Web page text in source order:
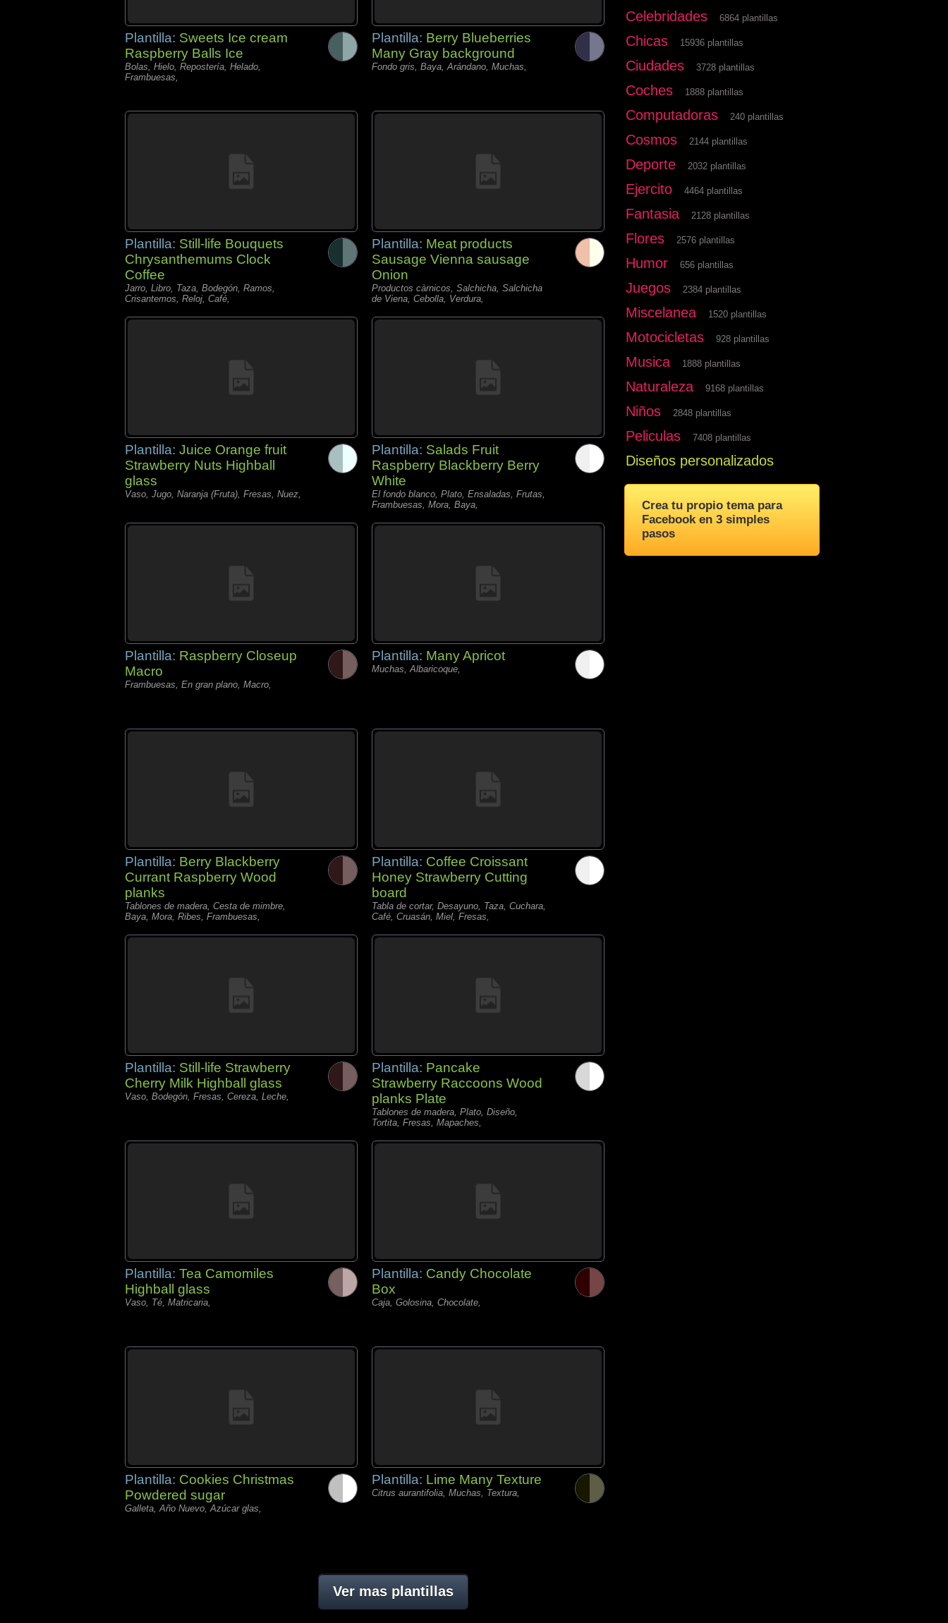
Plantilla: Sweets Ice cream
Raspberry Balls Ice
Bolas, Hielo, Repostería, Helado,
Frambuesas,
Plantilla: Berry Blueberries
Many Gray background
Fondo gris, Baya, Arándano, Muchas,
Plantilla: Still-life Bouquets
Chrysanthemums Clock
Coffee
Jarro, Libro, Taza, Bodegón, Ramos,
Crisantemos, Reloj, Café,
Plantilla: Meat products
Sausage Vienna sausage
Onion
Productos càrnicos, Salchicha, Salchicha
de Viena, Cebolla, Verdura,
Plantilla: Juice Orange fruit
Strawberry Nuts Highball
glass
Vaso, Jugo, Naranja (Fruta), Fresas, Nuez,
Plantilla: Salads Fruit
Raspberry Blackberry Berry
White
El fondo blanco, Plato, Ensaladas, Frutas,
Frambuesas, Mora, Baya,
Plantilla: Raspberry Closeup
Macro
Frambuesas, En gran plano, Macro,
Plantilla: Many Apricot
Muchas, Albaricoque,
Plantilla: Berry Blackberry
Currant Raspberry Wood
planks
Tablones de madera, Cesta de mimbre,
Baya, Mora, Ribes, Frambuesas,
Plantilla: Coffee Croissant
Honey Strawberry Cutting
board
Tabla de cortar, Desayuno, Taza, Cuchara,
Café, Cruasán, Miel, Fresas,
Plantilla: Still-life Strawberry
Cherry Milk Highball glass
Vaso, Bodegón, Fresas, Cereza, Leche,
Plantilla: Pancake
Strawberry Raccoons Wood
planks Plate
Tablones de madera, Plato, Diseño,
Tortita, Fresas, Mapaches,
Plantilla: Tea Camomiles
Highball glass
Vaso, Té, Matricaria,
Plantilla: Candy Chocolate
Box
Caja, Golosina, Chocolate,
Plantilla: Cookies Christmas
Powdered sugar
Galleta, Año Nuevo, Azúcar glas,
Plantilla: Lime Many Texture
Citrus aurantifolia, Muchas, Textura,
Ver mas plantillas
Celebridades 6864 plantillas
Chicas 15936 plantillas
Ciudades 3728 plantillas
Coches 1888 plantillas
Computadoras 240 plantillas
Cosmos 2144 plantillas
Deporte 2032 plantillas
Ejercito 4464 plantillas
Fantasia 2128 plantillas
Flores 2576 plantillas
Humor 656 plantillas
Juegos 2384 plantillas
Miscelanea 1520 plantillas
Motocicletas 928 plantillas
Musica 1888 plantillas
Naturaleza 9168 plantillas
Niños 2848 plantillas
Peliculas 7408 plantillas
Diseños personalizados
Crea tu propio tema para
Facebook en 3 simples
pasos